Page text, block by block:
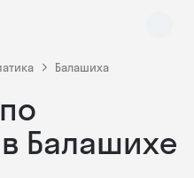
Балашиха
Балашихе